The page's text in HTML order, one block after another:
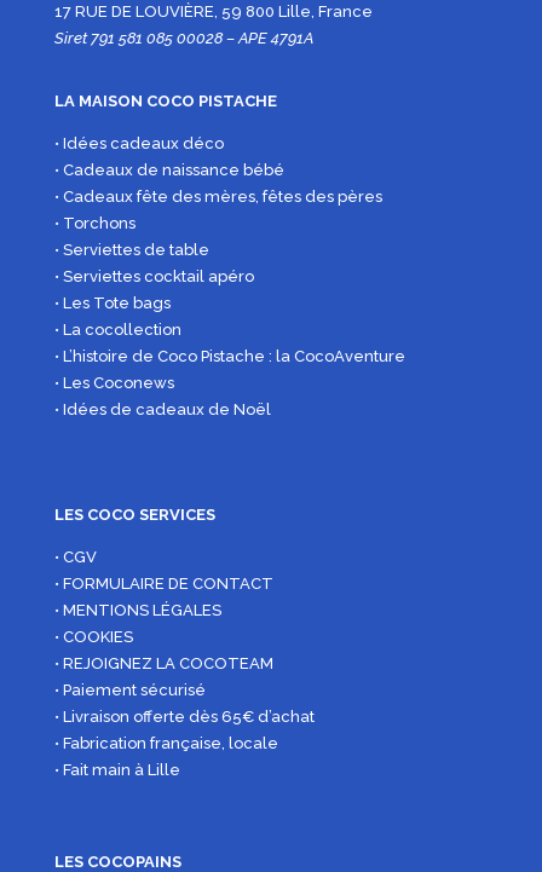
17 RUE DE LOUVIÈRE, 59 800 Lille, France
Siret 791 581 085 00028 – APE 4791A
LA MAISON COCO PISTACHE
• Idées cadeaux déco
• Cadeaux de naissance bébé
• Cadeaux fête des mères, fêtes des pères
• Torchons
• Serviettes de table
• Serviettes cocktail apéro
• Les Tote bags
• La cocollection
• L’histoire de Coco Pistache : la CocoAventure
• Les Coconews
• Idées de cadeaux de Noël
LES COCO SERVICES
• CGV
• FORMULAIRE DE CONTACT
• MENTIONS LÉGALES
• COOKIES
• REJOIGNEZ LA COCOTEAM
• Paiement sécurisé
• Livraison offerte dès 65€ d’achat
• Fabrication française, locale
• Fait main à Lille
LES COCOPAINS